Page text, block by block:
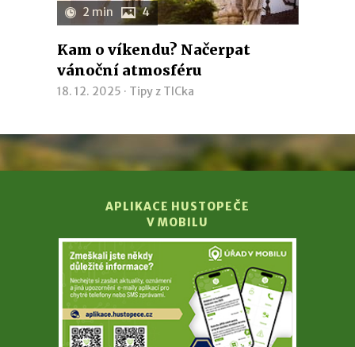
2 min 4
Kam o víkendu? Načerpat
vánoční atmosféru
18. 12. 2025 · Tipy z TICka
APLIKACE HUSTOPEČE
V MOBILU